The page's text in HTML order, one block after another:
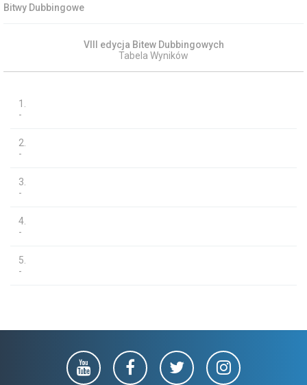
Bitwy Dubbingowe
VIII edycja Bitew Dubbingowych
Tabela Wyników
1.
-
2.
-
3.
-
4.
-
5.
-